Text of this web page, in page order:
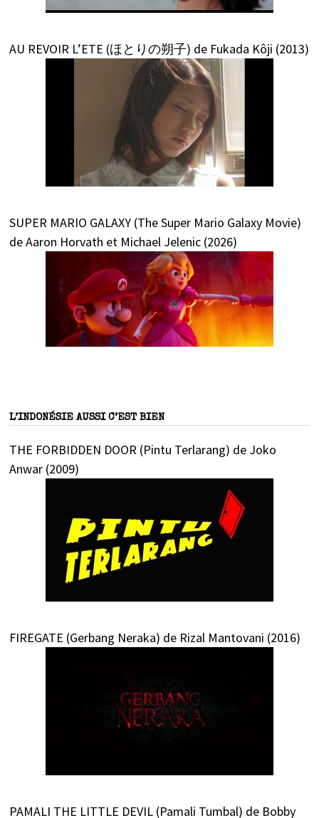
AU REVOIR L’ETE (ほとりの朔子) de Fukada Kôji (2013)
SUPER MARIO GALAXY (The Super Mario Galaxy Movie)
de Aaron Horvath et Michael Jelenic (2026)
L’INDONÉSIE AUSSI C’EST BIEN
THE FORBIDDEN DOOR (Pintu Terlarang) de Joko
Anwar (2009)
FIREGATE (Gerbang Neraka) de Rizal Mantovani (2016)
PAMALI THE LITTLE DEVIL (Pamali Tumbal) de Bobby